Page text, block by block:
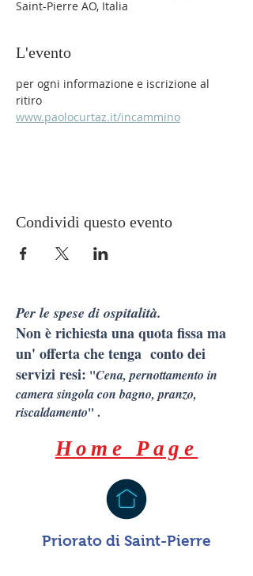
Saint-Pierre AO, Italia
L'evento
per ogni informazione e iscrizione al
ritiro
www.paolocurtaz.it/incammino
Condividi questo evento
Per le spese di ospitalità.
Non è richiesta una quota fissa ma
un' offerta che tenga conto dei
servizi resi: "Cena, pernottamento in
camera singola con bagno, pranzo,
riscaldamento" .
Home Page
Priorato di Saint-Pierre